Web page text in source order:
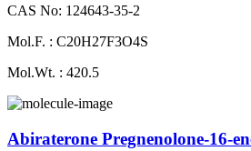
CAS No: 124643-35-2
Mol.F. : C20H27F3O4S
Mol.Wt. : 420.5
Abiraterone Pregnenolone-16-